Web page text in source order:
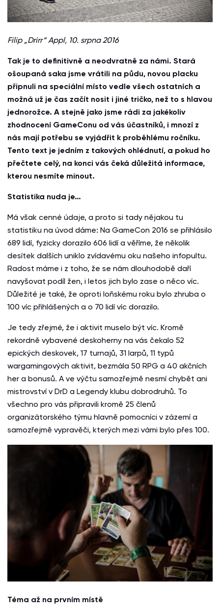
Filip „Drirr“ Appl, 10. srpna 2016
Tak je to definitivně a neodvratně za námi. Stará
ošoupaná saka jsme vrátili na půdu, novou placku
připnuli na speciální místo vedle všech ostatních a
možná už je čas začít nosit i jiné tričko, než to s hlavou
jednorožce. A stejně jako jsme rádi za jakékoliv
zhodnocení GameConu od vás účastníků, i mnozí z
nás mají potřebu se vyjádřit k proběhlému ročníku.
Tento text je jedním z takových ohlédnutí, a pokud ho
přečtete celý, na konci vás čeká důležitá informace,
kterou nesmíte minout.
Statistika nuda je…
Má však cenné údaje, a proto si tady nějakou tu
statistiku na úvod dáme: Na GameCon 2016 se přihlásilo
689 lidí, fyzicky dorazilo 606 lidí a věříme, že několik
desítek dalších uniklo zvídavému oku našeho infopultu.
Radost máme i z toho, že se nám dlouhodobě daří
navyšovat podíl žen, i letos jich bylo zase o něco víc.
Důležité je také, že oproti loňskému roku bylo zhruba o
100 víc přihlášených a o 70 lidí víc dorazilo.
Je tedy zřejmé, že i aktivit muselo být víc. Kromě
rekordně vybavené deskoherny na vás čekalo 52
epických deskovek, 17 turnajů, 31 larpů, 11 typů
wargamingových aktivit, bezmála 50 RPG a 40 akčních
her a bonusů. A ve výčtu samozřejmě nesmí chybět ani
mistrovství v DrD a Legendy klubu dobrodruhů. To
všechno pro vás připravili kromě 25 členů
organizátorského týmu hlavně pomocníci v zázemí a
samozřejmě vypravěči, kterých mezi vámi bylo přes 100.
Téma až na prvním místě